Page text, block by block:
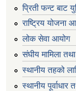
प्रिती फन्ट बाट
राष्ट्रिय योजना
लोक सेवा आयोग
संघीय मामिला
स्थानीय तहको
स्थानीय